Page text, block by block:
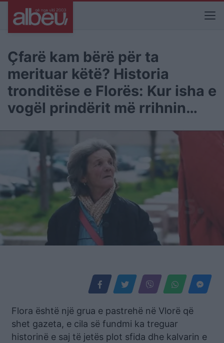
Çfarë kam bërë për ta
merituar këtë? Historia
tronditëse e Florës: Kur isha e
vogël prindërit më rrihnin…
Flora është një grua e pastrehë në Vlorë që
shet gazeta, e cila së fundmi ka treguar
historinë e saj të jetës plot sfida dhe kalvarin e